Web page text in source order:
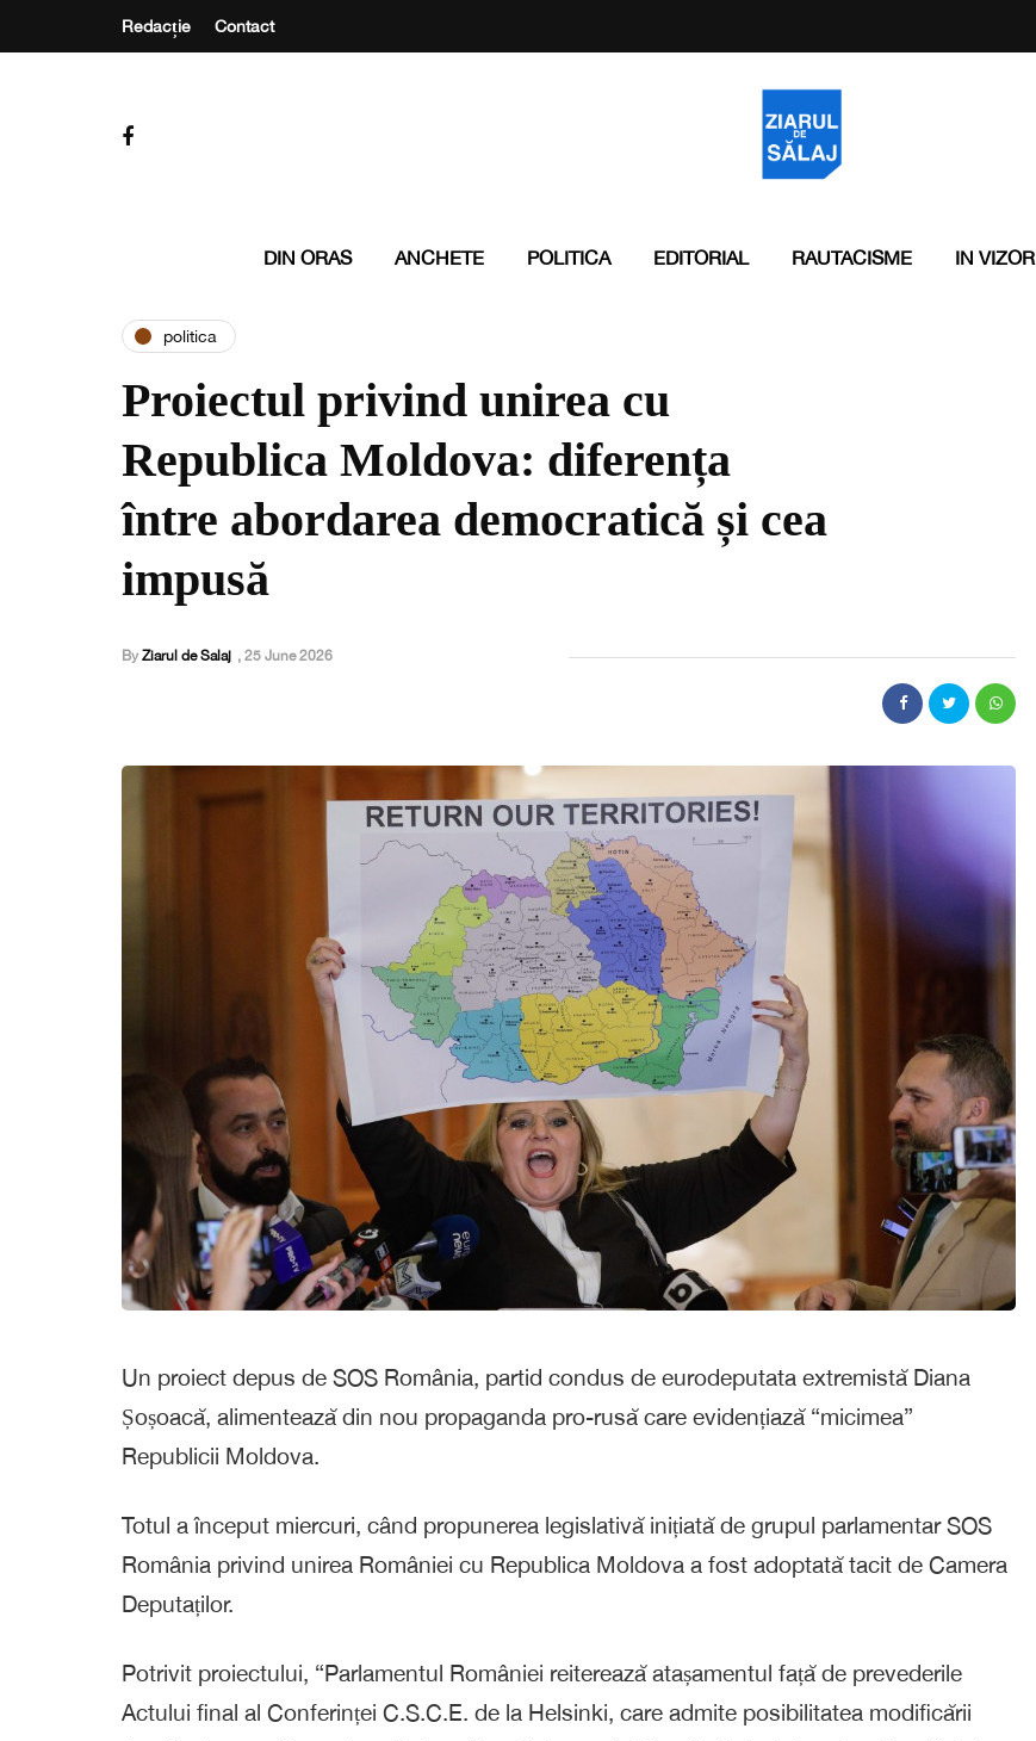
Redacție Contact
DIN ORAS ANCHETE POLITICA EDITORIAL RAUTACISME IN VIZOR
politica
Proiectul privind unirea cu
Republica Moldova: diferența
între abordarea democratică și cea
impusă
By Ziarul de Salaj , 25 June 2026
Un proiect depus de SOS România, partid condus de eurodeputata extremistă Diana
Șoșoacă, alimentează din nou propaganda pro-rusă care evidențiază “micimea”
Republicii Moldova.
Totul a început miercuri, când propunerea legislativă inițiată de grupul parlamentar SOS
România privind unirea României cu Republica Moldova a fost adoptată tacit de Camera
Deputaților.
Potrivit proiectului, “Parlamentul României reiterează atașamentul față de prevederile
Actului final al Conferinței C.S.C.E. de la Helsinki, care admite posibilitatea modificării